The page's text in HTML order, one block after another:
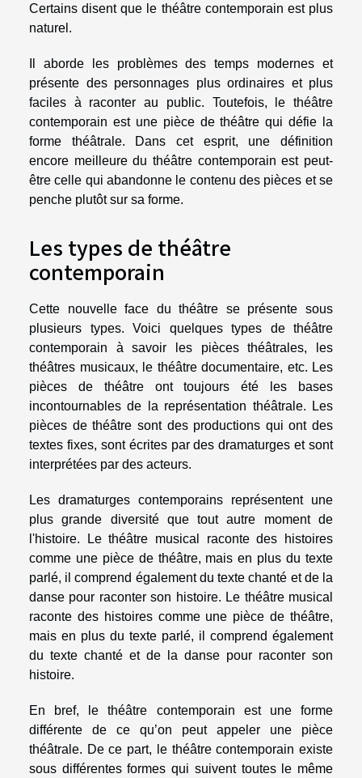
Certains disent que le théâtre contemporain est plus
naturel.
Il aborde les problèmes des temps modernes et
présente des personnages plus ordinaires et plus
faciles à raconter au public. Toutefois, le théâtre
contemporain est une pièce de théâtre qui défie la
forme théâtrale. Dans cet esprit, une définition
encore meilleure du théâtre contemporain est peut-
être celle qui abandonne le contenu des pièces et se
penche plutôt sur sa forme.
Les types de théâtre
contemporain
Cette nouvelle face du théâtre se présente sous
plusieurs types. Voici quelques types de théâtre
contemporain à savoir les pièces théâtrales, les
théâtres musicaux, le théâtre documentaire, etc. Les
pièces de théâtre ont toujours été les bases
incontournables de la représentation théâtrale. Les
pièces de théâtre sont des productions qui ont des
textes fixes, sont écrites par des dramaturges et sont
interprétées par des acteurs.
Les dramaturges contemporains représentent une
plus grande diversité que tout autre moment de
l'histoire. Le théâtre musical raconte des histoires
comme une pièce de théâtre, mais en plus du texte
parlé, il comprend également du texte chanté et de la
danse pour raconter son histoire. Le théâtre musical
raconte des histoires comme une pièce de théâtre,
mais en plus du texte parlé, il comprend également
du texte chanté et de la danse pour raconter son
histoire.
En bref, le théâtre contemporain est une forme
différente de ce qu’on peut appeler une pièce
théâtrale. De ce part, le théâtre contemporain existe
sous différentes formes qui suivent toutes le même